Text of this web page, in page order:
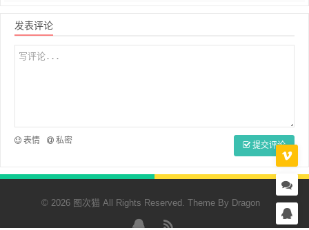
发表评论
表情 私密 提交评论
© 2026 图次猫 All Rights Reserved. Theme By Dragon